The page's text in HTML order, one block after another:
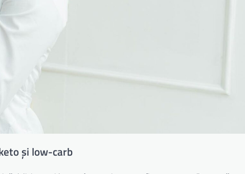
și low-carb